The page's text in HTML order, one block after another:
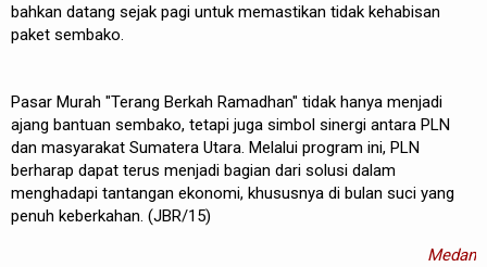
bahkan datang sejak pagi untuk memastikan tidak kehabisan
paket sembako.
Pasar Murah "Terang Berkah Ramadhan" tidak hanya menjadi
ajang bantuan sembako, tetapi juga simbol sinergi antara PLN
dan masyarakat Sumatera Utara. Melalui program ini, PLN
berharap dapat terus menjadi bagian dari solusi dalam
menghadapi tantangan ekonomi, khususnya di bulan suci yang
penuh keberkahan. (JBR/15)
Medan